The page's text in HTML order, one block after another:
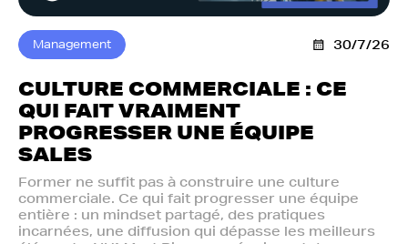
Management 30/7/26
CULTURE COMMERCIALE : CE
QUI FAIT VRAIMENT
PROGRESSER UNE ÉQUIPE
SALES
Former ne suffit pas à construire une culture
commerciale. Ce qui fait progresser une équipe
entière : un mindset partagé, des pratiques
incarnées, une diffusion qui dépasse les meilleurs